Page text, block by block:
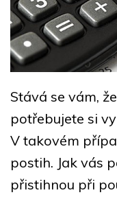
Stává se vám,
potřebujete si
V takovém
postih. Jak vás
přistihnou při